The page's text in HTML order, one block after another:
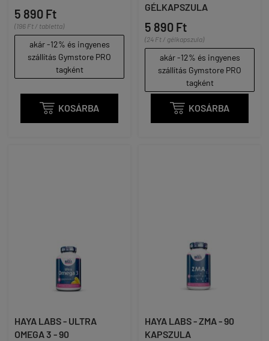
5 890 Ft
(196 Ft / tabletta)
akár -12% és ingyenes
szállítás Gymstore PRO
tagként
 KOSÁRBA
GÉLKAPSZULA
5 890 Ft
(24 Ft / gélkapszula)
akár -12% és ingyenes
szállítás Gymstore PRO
tagként
 KOSÁRBA
HAYA LABS - ULTRA
OMEGA 3 - 90
HAYA LABS - ZMA - 90
KAPSZULA